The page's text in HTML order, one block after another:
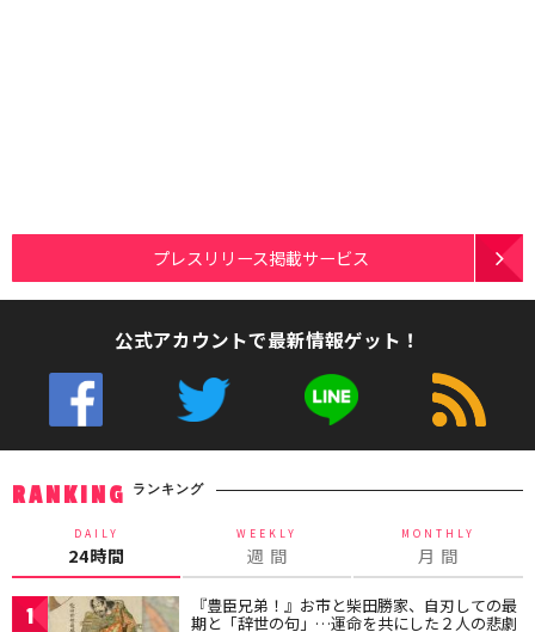
プレスリリース掲載サービス
公式アカウントで最新情報ゲット！
RANKING ランキング
DAILY
24時間
WEEKLY
週 間
MONTHLY
月 間
1 『豊臣兄弟！』お市と柴田勝家、自刃しての最
期と「辞世の句」…運命を共にした２人の悲劇